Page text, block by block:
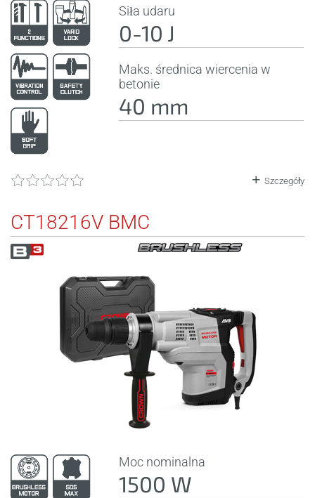
Siła udaru
0-10 J
Maks. średnica wiercenia w
betonie
40 mm
Szczegóły
CT18216V BMC
Moc nominalna
1500 W